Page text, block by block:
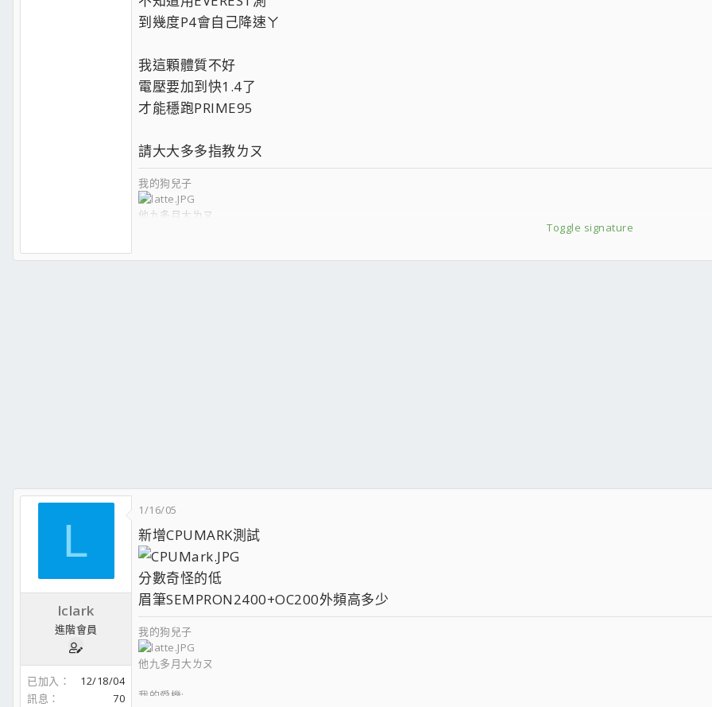
到幾度P4會自己降速ㄚ
我這顆體質不好
電壓要加到快1.4了
才能穩跑PRIME95
請大大多多指教ㄌㄡ
Toggle signature
我的狗兒子
他九多月大ㄌㄡ
CPU:Intel P4 530 OC 216*15
L
lclark
進階會員
已加入
12/18/04
訊息
70
1/16/05
新增CPUMARK測試
分數奇怪的低
眉筆SEMPRON2400+OC200外頻高多少
我的狗兒子
他九多月大ㄌㄡ
我的愛機: